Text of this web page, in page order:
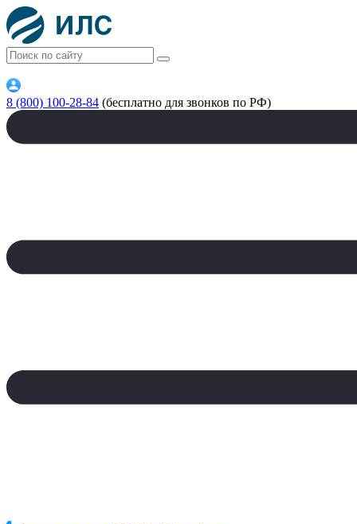
8 (800) 100-28-84 (бесплатно для звонков по РФ)